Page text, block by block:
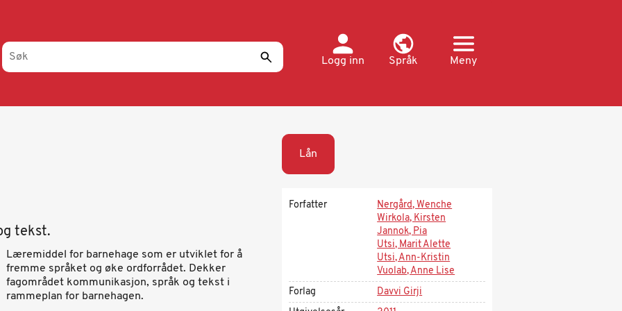
Logg inn
Språk Meny
tekst.
Læremiddel for barnehage som er utviklet for å
fremme språket og øke ordforrådet. Dekker
fagområdet kommunikasjon, språk og tekst i
rammeplan for barnehagen.
Lån
Forfatter
Nergård, Wenche
Wirkola, Kirsten
Jannok, Pia
Utsi, Marit Alette
Utsi, Ann-Kristin
Vuolab, Anne Lise
Forlag
Davvi Girji